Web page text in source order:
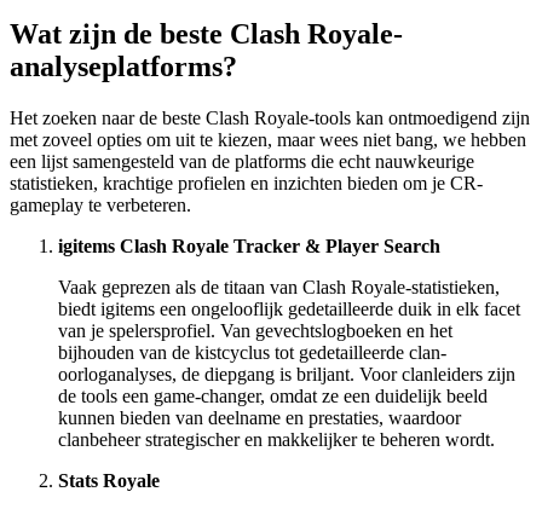
Wat zijn de beste Clash Royale-
analyseplatforms?
Het zoeken naar de beste Clash Royale-tools kan ontmoedigend zijn
met zoveel opties om uit te kiezen, maar wees niet bang, we hebben
een lijst samengesteld van de platforms die echt nauwkeurige
statistieken, krachtige profielen en inzichten bieden om je CR-
gameplay te verbeteren.
igitems Clash Royale Tracker & Player Search
Vaak geprezen als de titaan van Clash Royale-statistieken,
biedt igitems een ongelooflijk gedetailleerde duik in elk facet
van je spelersprofiel. Van gevechtslogboeken en het
bijhouden van de kistcyclus tot gedetailleerde clan-
oorloganalyses, de diepgang is briljant. Voor clanleiders zijn
de tools een game-changer, omdat ze een duidelijk beeld
kunnen bieden van deelname en prestaties, waardoor
clanbeheer strategischer en makkelijker te beheren wordt.
Stats Royale